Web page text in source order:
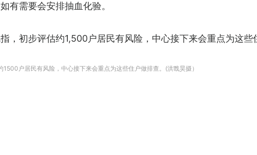
有需要会安排抽血化验。
，初步评估约1,500户居民有风险，中心接下来会重点为这些
户居民有风险，中心接下来会重点为这些住户做排查。(洪戬昊摄）